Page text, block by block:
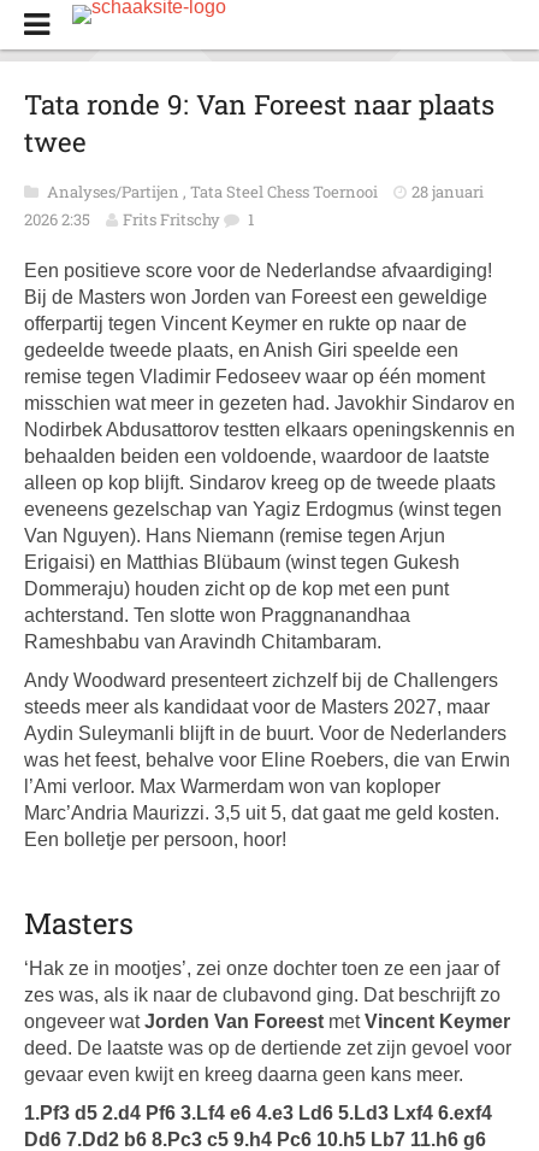
Tata ronde 9: Van Foreest naar plaats
twee
Analyses/Partijen , Tata Steel Chess Toernooi
28 januari
2026 2:35
Frits Fritschy 1
Een positieve score voor de Nederlandse afvaardiging!
Bij de Masters won Jorden van Foreest een geweldige
offerpartij tegen Vincent Keymer en rukte op naar de
gedeelde tweede plaats, en Anish Giri speelde een
remise tegen Vladimir Fedoseev waar op één moment
misschien wat meer in gezeten had. Javokhir Sindarov en
Nodirbek Abdusattorov testten elkaars openings­kennis en
behaalden beiden een voldoende, waardoor de laatste
alleen op kop blijft. Sindarov kreeg op de tweede plaats
eveneens gezelschap van Yagiz Erdogmus (winst tegen
Van Nguyen). Hans Niemann (remise tegen Arjun
Erigaisi) en Matthias Blübaum (winst tegen Gukesh
Dommeraju) houden zicht op de kop met een punt
achterstand. Ten slotte won Praggnanandhaa
Rameshbabu van Aravindh Chitambaram.
Andy Woodward presenteert zichzelf bij de Challengers
steeds meer als kandidaat voor de Masters 2027, maar
Aydin Suleymanli blijft in de buurt. Voor de Nederlanders
was het feest, behalve voor Eline Roebers, die van Erwin
l’Ami verloor. Max Warmerdam won van koploper
Marc’Andria Maurizzi. 3,5 uit 5, dat gaat me geld kosten.
Een bolletje per persoon, hoor!
Masters
‘Hak ze in mootjes’, zei onze dochter toen ze een jaar of
zes was, als ik naar de clubavond ging. Dat beschrijft zo
ongeveer watJorden Van Foreest metVincent Keymer
deed. De laatste was op de dertiende zet zijn gevoel voor
gevaar even kwijt en kreeg daarna geen kans meer.
1.Pf3 d5 2.d4 Pf6 3.Lf4 e6 4.e3 Ld6 5.Ld3 Lxf4 6.exf4
Dd6 7.Dd2 b6 8.Pc3 c5 9.h4 Pc6 10.h5 Lb7 11.h6 g6